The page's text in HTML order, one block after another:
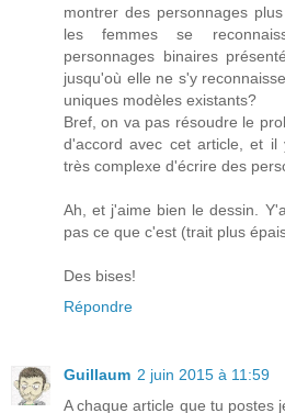
montrer des personnages
les femmes se
personnages binaires
jusqu'où elle ne s'y
uniques modèles existants?
Bref, on va pas résoudre le
d'accord avec cet article, et
très complexe d'écrire des
Ah, et j'aime bien le dessin.
pas ce que c'est (trait plus
Des bises!
Répondre
Guillaum 2 juin 2015 à 11:59
A chaque article que tu postes